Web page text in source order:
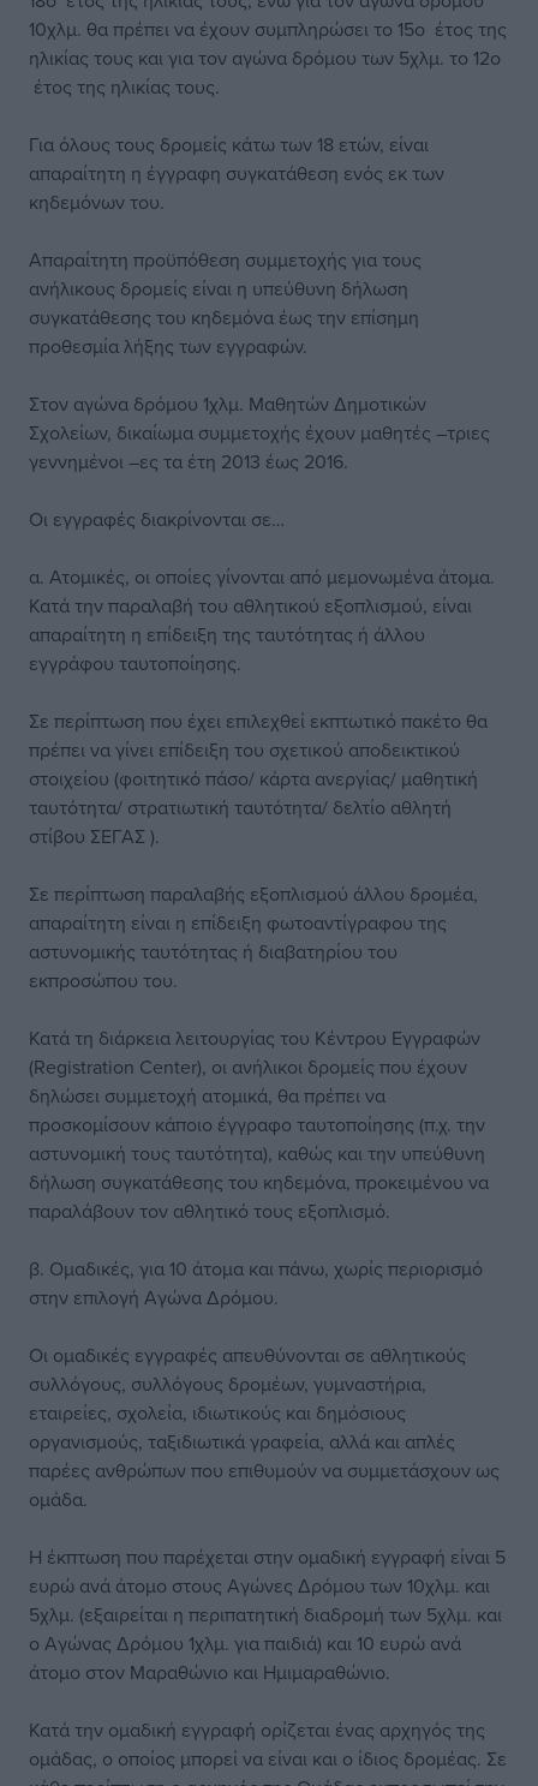
10χλμ. θα πρέπει να έχουν συμπληρώσει το 15ο έτος της
ηλικίας τους και για τον αγώνα δρόμου των 5χλμ. το 12ο
έτος της ηλικίας τους.
Για όλους τους δρομείς κάτω των 18 ετών, είναι
απαραίτητη η έγγραφη συγκατάθεση ενός εκ των
κηδεμόνων του.
Απαραίτητη προϋπόθεση συμμετοχής για τους
ανήλικους δρομείς είναι η υπεύθυνη δήλωση
συγκατάθεσης του κηδεμόνα έως την επίσημη
προθεσμία λήξης των εγγραφών.
Στον αγώνα δρόμου 1χλμ. Μαθητών Δημοτικών
Σχολείων, δικαίωμα συμμετοχής έχουν μαθητές –τριες
γεννημένοι –ες τα έτη 2013 έως 2016.
Οι εγγραφές διακρίνονται σε…
α. Ατομικές, οι οποίες γίνονται από μεμονωμένα άτομα.
Κατά την παραλαβή του αθλητικού εξοπλισμού, είναι
απαραίτητη η επίδειξη της ταυτότητας ή άλλου
εγγράφου ταυτοποίησης.
Σε περίπτωση που έχει επιλεχθεί εκπτωτικό πακέτο θα
πρέπει να γίνει επίδειξη του σχετικού αποδεικτικού
στοιχείου (φοιτητικό πάσο/ κάρτα ανεργίας/ μαθητική
ταυτότητα/ στρατιωτική ταυτότητα/ δελτίο αθλητή
στίβου ΣΕΓΑΣ ).
Σε περίπτωση παραλαβής εξοπλισμού άλλου δρομέα,
απαραίτητη είναι η επίδειξη φωτοαντίγραφου της
αστυνομικής ταυτότητας ή διαβατηρίου του
εκπροσώπου του.
Κατά τη διάρκεια λειτουργίας του Κέντρου Εγγραφών
(Registration Center), οι ανήλικοι δρομείς που έχουν
δηλώσει συμμετοχή ατομικά, θα πρέπει να
προσκομίσουν κάποιο έγγραφο ταυτοποίησης (π.χ. την
αστυνομική τους ταυτότητα), καθώς και την υπεύθυνη
δήλωση συγκατάθεσης του κηδεμόνα, προκειμένου να
παραλάβουν τον αθλητικό τους εξοπλισμό.
β. Ομαδικές, για 10 άτομα και πάνω, χωρίς περιορισμό
στην επιλογή Αγώνα Δρόμου.
Οι ομαδικές εγγραφές απευθύνονται σε αθλητικούς
συλλόγους, συλλόγους δρομέων, γυμναστήρια,
εταιρείες, σχολεία, ιδιωτικούς και δημόσιους
οργανισμούς, ταξιδιωτικά γραφεία, αλλά και απλές
παρέες ανθρώπων που επιθυμούν να συμμετάσχουν ως
ομάδα.
Η έκπτωση που παρέχεται στην ομαδική εγγραφή είναι 5
ευρώ ανά άτομο στους Αγώνες Δρόμου των 10χλμ. και
5χλμ. (εξαιρείται η περιπατητική διαδρομή των 5χλμ. και
ο Αγώνας Δρόμου 1χλμ. για παιδιά) και 10 ευρώ ανά
άτομο στον Μαραθώνιο και Ημιμαραθώνιο.
Κατά την ομαδική εγγραφή ορίζεται ένας αρχηγός της
ομάδας, ο οποίος μπορεί να είναι και ο ίδιος δρομέας. Σε